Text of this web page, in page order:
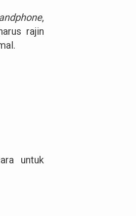
,
rajin
untuk